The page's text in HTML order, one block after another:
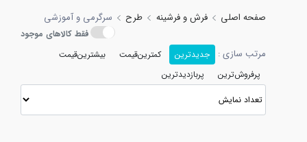
صفحه اصلی فرش و فرشینه طرح سرگرمی و آموزشی
فقط کالاهای موجود
مرتب سازی : جدیدترین کمترین‌قیمت
بیشترین‌قیمت
پرفروش‌ترین
پربازدیدترین